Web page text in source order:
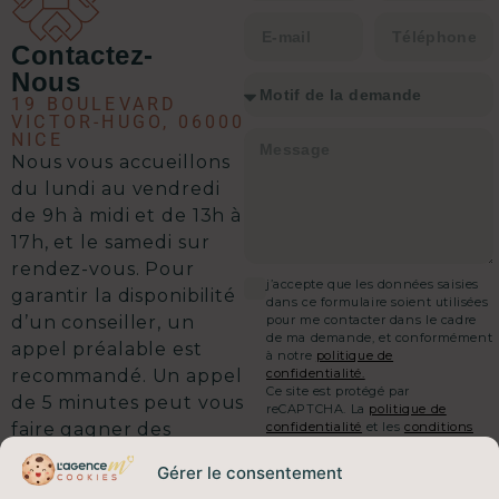
Gérer le consentement
immobilière en toute sérénité.
Contactez-
Nous
19 BOULEVARD
VICTOR-HUGO, 06000
NICE
Nous vous accueillons
d u lundi au vendredi
de 9h à midi et de 13h à
17h, et le samedi sur
rendez-vous. Pour
garantir la disponibilité
d’un conseiller, un
appel préalable est
recommandé. Un appel
de 5 minutes peut vous
faire gagner des
semaines sur votre
vente.
j’accepte que les données saisies
dans ce formulaire soient utilisées
pour me contacter dans le cadre
de ma demande, et conformément
à notre politique de
confidentialité.
Ce site est protégé par
reCAPTCHA. La politique de
confidentialité et les conditions